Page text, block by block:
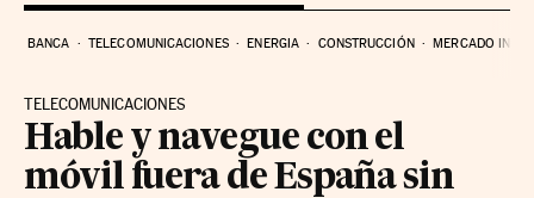
BANCA TELECOMUNICACIONES ENERGIA CONSTRUCCIÓN MERCADO
TELECOMUNICACIONES
Hable y navegue con el
móvil fuera de España sin